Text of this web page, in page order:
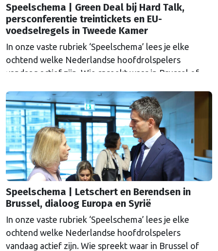
Speelschema | Green Deal bij Hard Talk,
persconferentie treintickets en EU-
voedselregels in Tweede Kamer
In onze vaste rubriek ‘Speelschema’ lees je elke
ochtend welke Nederlandse hoofdrolspelers
vandaag actief zijn. Wie spreekt waar in Brussel of
agenda?
Speelschema | Letschert en Berendsen in
Brussel, dialoog Europa en Syrië
In onze vaste rubriek ‘Speelschema’ lees je elke
ochtend welke Nederlandse hoofdrolspelers
vandaag actief zijn. Wie spreekt waar in Brussel of